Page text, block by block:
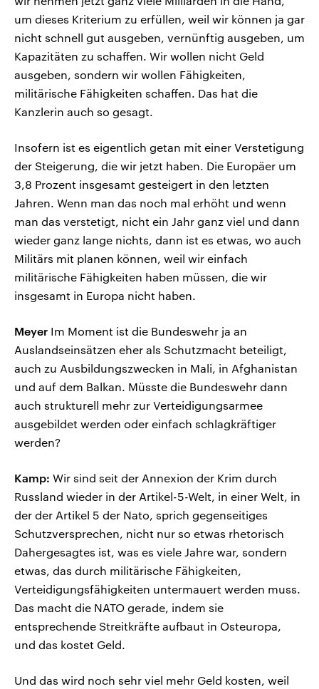
um dieses Kriterium zu erfüllen, weil wir können ja gar
nicht schnell gut ausgeben, vernünftig ausgeben, um
Kapazitäten zu schaffen. Wir wollen nicht Geld
ausgeben, sondern wir wollen Fähigkeiten,
militärische Fähigkeiten schaffen. Das hat die
Kanzlerin auch so gesagt.
Insofern ist es eigentlich getan mit einer Verstetigung
der Steigerung, die wir jetzt haben. Die Europäer um
3,8 Prozent insgesamt gesteigert in den letzten
Jahren. Wenn man das noch mal erhöht und wenn
man das verstetigt, nicht ein Jahr ganz viel und dann
wieder ganz lange nichts, dann ist es etwas, wo auch
Militärs mit planen können, weil wir einfach
militärische Fähigkeiten haben müssen, die wir
insgesamt in Europa nicht haben.
Meyer Im Moment ist die Bundeswehr ja an
Auslandseinsätzen eher als Schutzmacht beteiligt,
auch zu Ausbildungszwecken in Mali, in Afghanistan
und auf dem Balkan. Müsste die Bundeswehr dann
auch strukturell mehr zur Verteidigungsarmee
ausgebildet werden oder einfach schlagkräftiger
werden?
Kamp: Wir sind seit der Annexion der Krim durch
Russland wieder in der Artikel-5-Welt, in einer Welt, in
der der Artikel 5 der Nato, sprich gegenseitiges
Schutzversprechen, nicht nur so etwas rhetorisch
Dahergesagtes ist, was es viele Jahre war, sondern
etwas, das durch militärische Fähigkeiten,
Verteidigungsfähigkeiten untermauert werden muss.
Das macht die NATO gerade, indem sie
entsprechende Streitkräfte aufbaut in Osteuropa,
und das kostet Geld.
Und das wird noch sehr viel mehr Geld kosten, weil